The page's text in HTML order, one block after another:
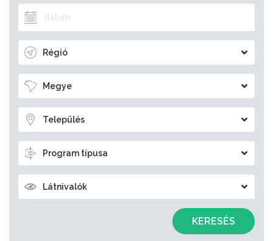
Régió
Megye
Település
Program típusa
Látnivalók
KERESÉS